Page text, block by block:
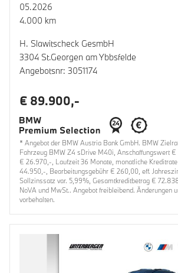
05.2026
4.000 km
H. Slawitscheck GesmbH
3304 St.Georgen am Ybbsfelde
Angebotsnr: 3051174
€ 89.900,-
* Angebot der BMW Austria Bank GmbH. BMW
Fahrzeug BMW Z4 sDrive M40i, Anschaffungswert
€ 26.970,-, Laufzeit 36 Monate, monatliche
44.950,-, Bearbeitungsgebühr € 260,00, eff.
Sollzinssatz var. 5,99%, Gesamtkreditbetrag €
NoVA und MwSt.. Angebot freibleibend. Änderungen
vorbehalten.